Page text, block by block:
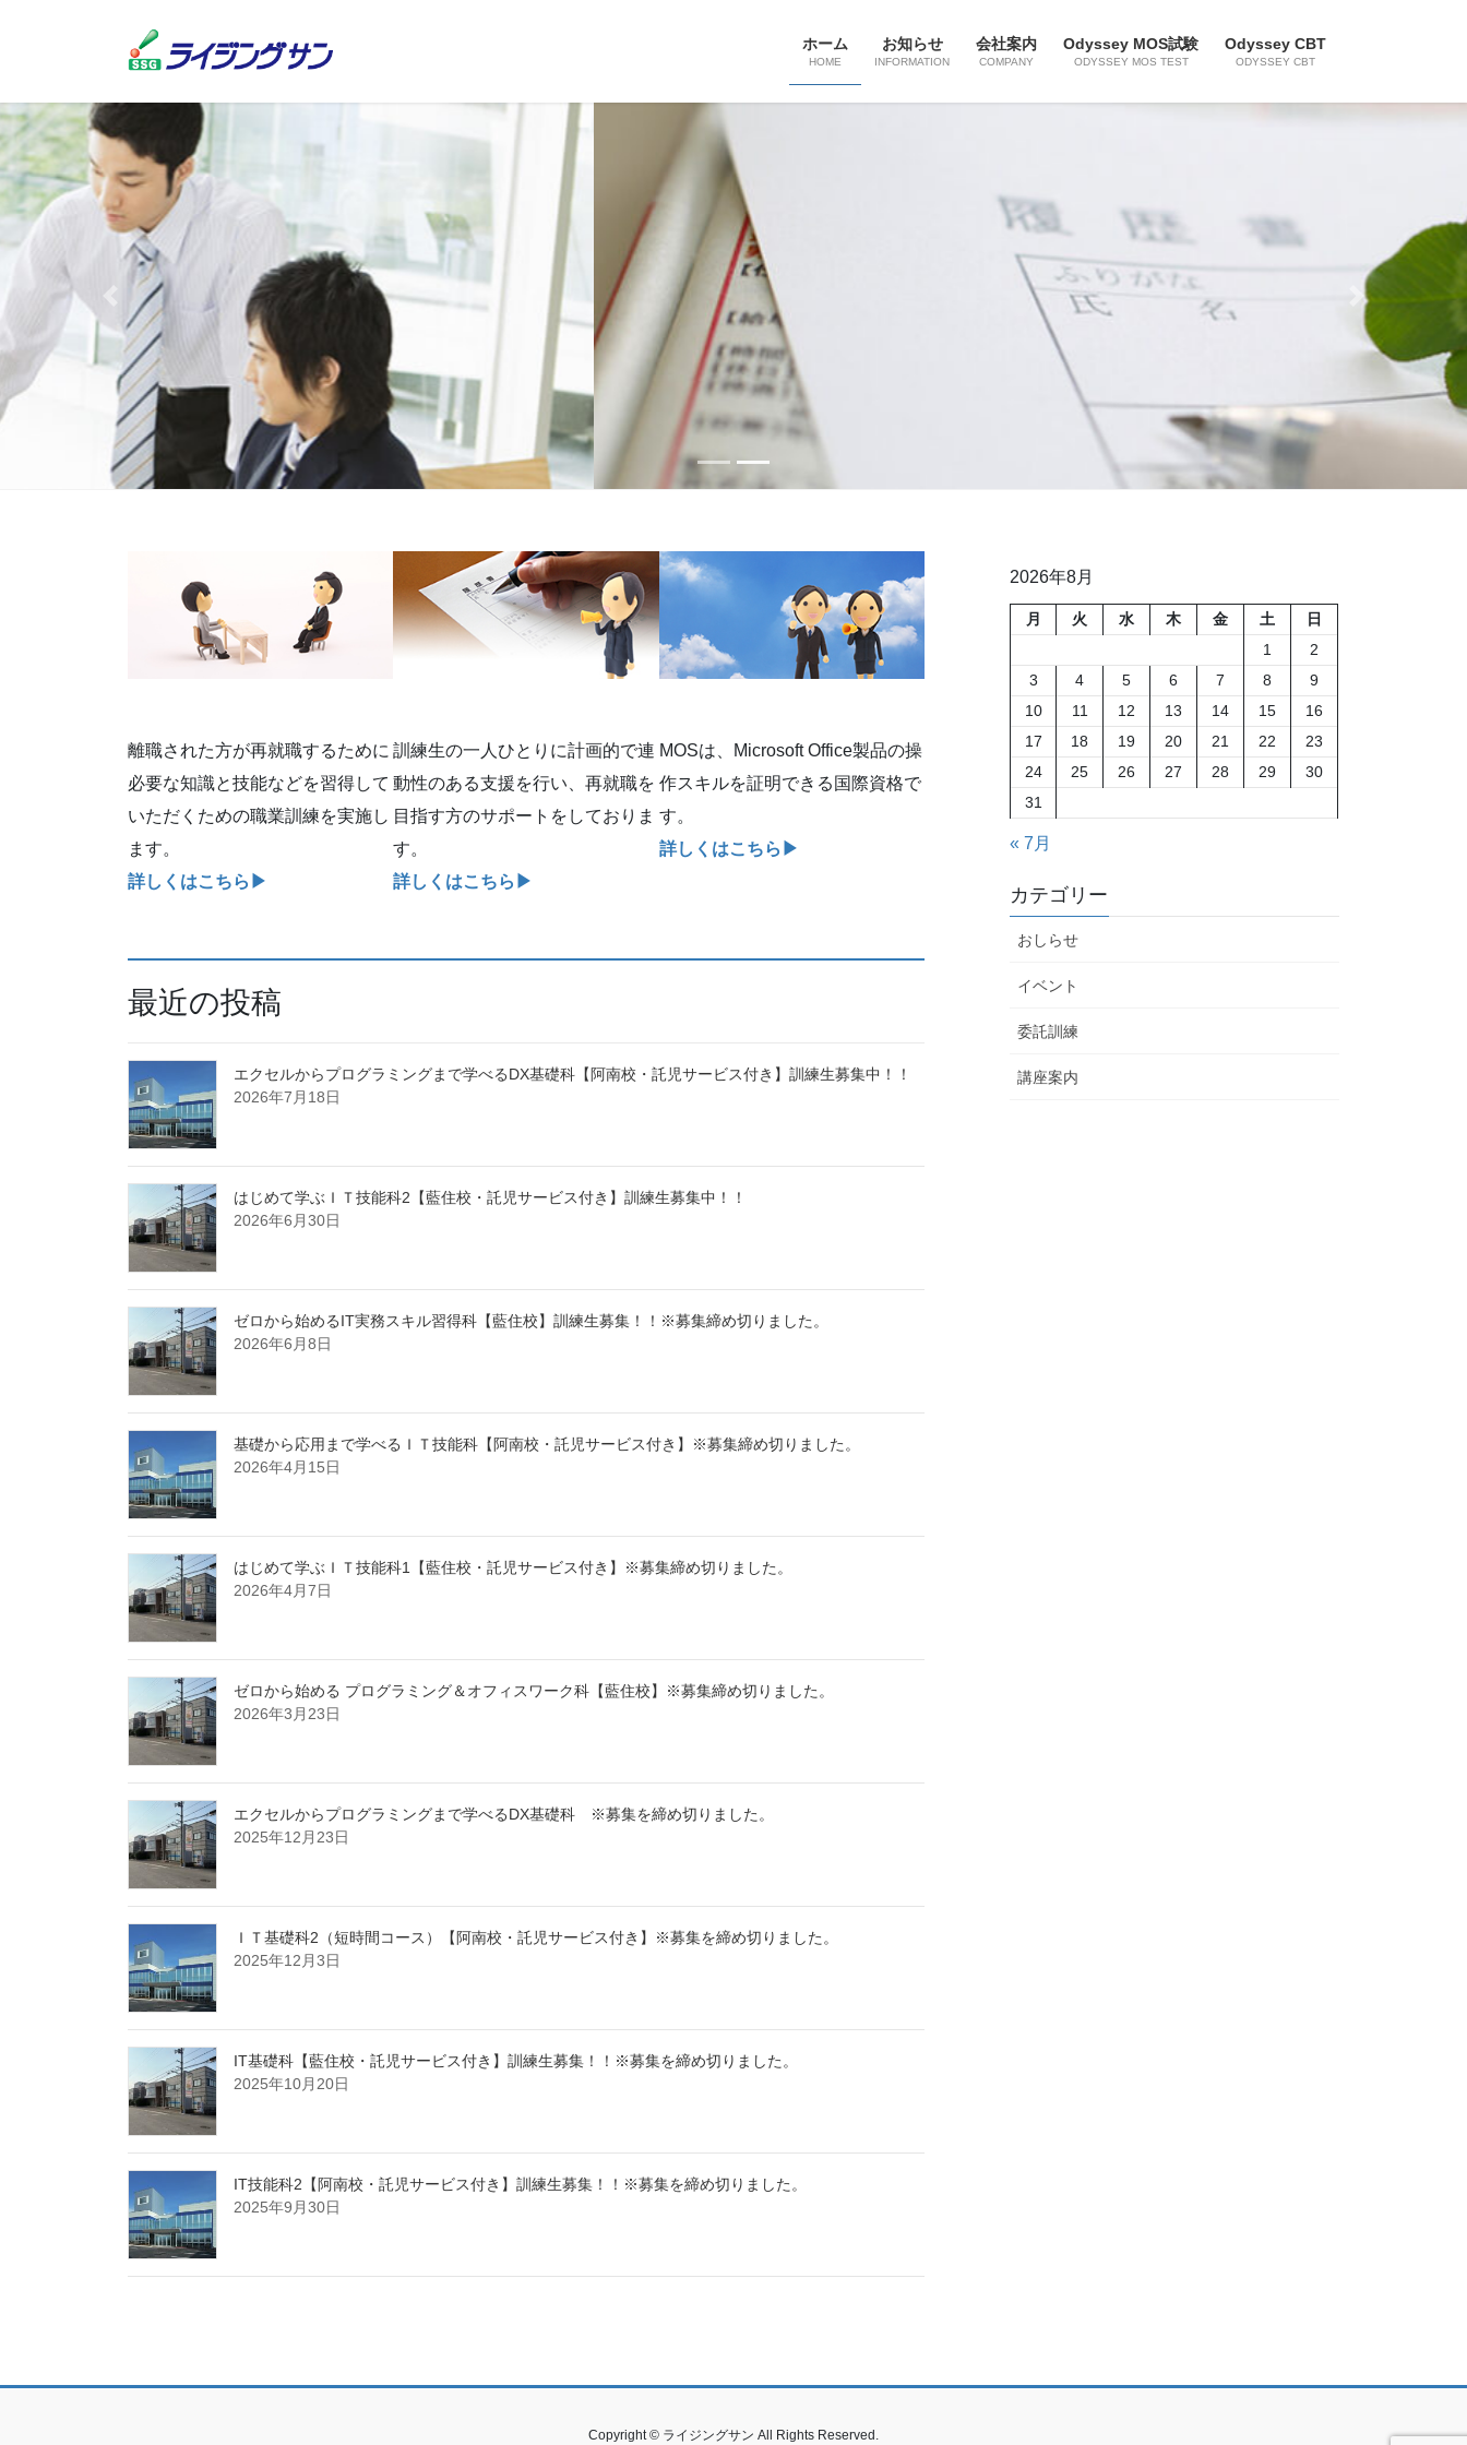
ツ
へ
ス
キ
ッ
プ
シ
ョ
ン
に
移
動
ホーム
HOME
お知らせ
INFORMATION
会社案内
COMPANY
Odyssey MOS試験
ODYSSEY MOS TEST
Odyssey CBT
ODYSSEY CBT
Previous Next
離職された方が再就職するために
必要な知識と技能などを習得して
いただくための職業訓練を実施し
ます。
詳しくはこちら▶︎
訓練生の一人ひとりに計画的で連
動性のある支援を行い、再就職を
目指す方のサポートをしておりま
す。
詳しくはこちら▶︎
MOSは、Microsoft Office製品の操
作スキルを証明できる国際資格で
す。
詳しくはこちら▶︎
最近の投稿
エクセルからプログラミングまで学べるDX基礎科【阿南校・託児サービス付き】訓練生募集中！！
2026年7月18日
はじめて学ぶＩＴ技能科2【藍住校・託児サービス付き】訓練生募集中！！
2026年6月30日
ゼロから始めるIT実務スキル習得科【藍住校】訓練生募集！！※募集締め切りました。
2026年6月8日
基礎から応用まで学べるＩＴ技能科【阿南校・託児サービス付き】※募集締め切りました。
2026年4月15日
はじめて学ぶＩＴ技能科1【藍住校・託児サービス付き】※募集締め切りました。
2026年4月7日
ゼロから始める プログラミング＆オフィスワーク科【藍住校】※募集締め切りました。
2026年3月23日
エクセルからプログラミングまで学べるDX基礎科 ※募集を締め切りました。
2025年12月23日
ＩＴ基礎科2（短時間コース）【阿南校・託児サービス付き】※募集を締め切りました。
2025年12月3日
IT基礎科【藍住校・託児サービス付き】訓練生募集！！※募集を締め切りました。
2025年10月20日
IT技能科2【阿南校・託児サービス付き】訓練生募集！！※募集を締め切りました。
2025年9月30日
2026年8月
月 火 水 木 金 土
日
1
2
3
4 5 6 7 8
9
10
11 12 13 14 15
16
17
18 19 20 21 22
23
24
25 26 27 28 29
30
31
« 7月
カテゴリー
おしらせ
イベント
委託訓練
講座案内
Copyright © ライジングサン All Rights Reserved.